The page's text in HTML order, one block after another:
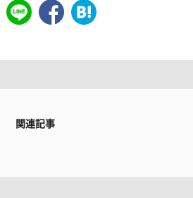
関連記事